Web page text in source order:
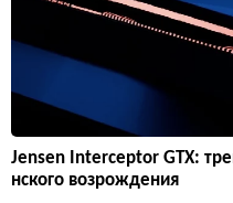
Jensen Interceptor GTX:
нского возрождения